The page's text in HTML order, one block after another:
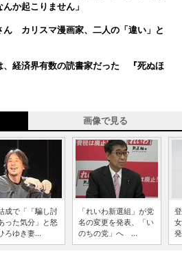
か起こりません」
ん カリスマ漫画家、二人の「違い」と
、経済界有数の読書家だった 『死ぬほ
画像で見る
成で「「騙し討
った気分」と怒
ろゆき妻...
「れいわ新選組」が党
名の変更を発表、「い
のちの党」へ ...